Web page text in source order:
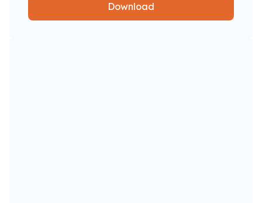
Download